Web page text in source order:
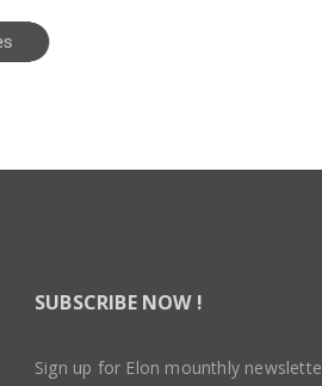
SUBSCRIBE NOW !
Sign up for Elon mounthly